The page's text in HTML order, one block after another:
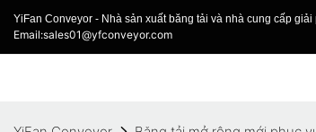
YiFan Conveyor - Nhà sản xuất băng tải và nhà cung cấp
Email:sales01@yfconveyor.com